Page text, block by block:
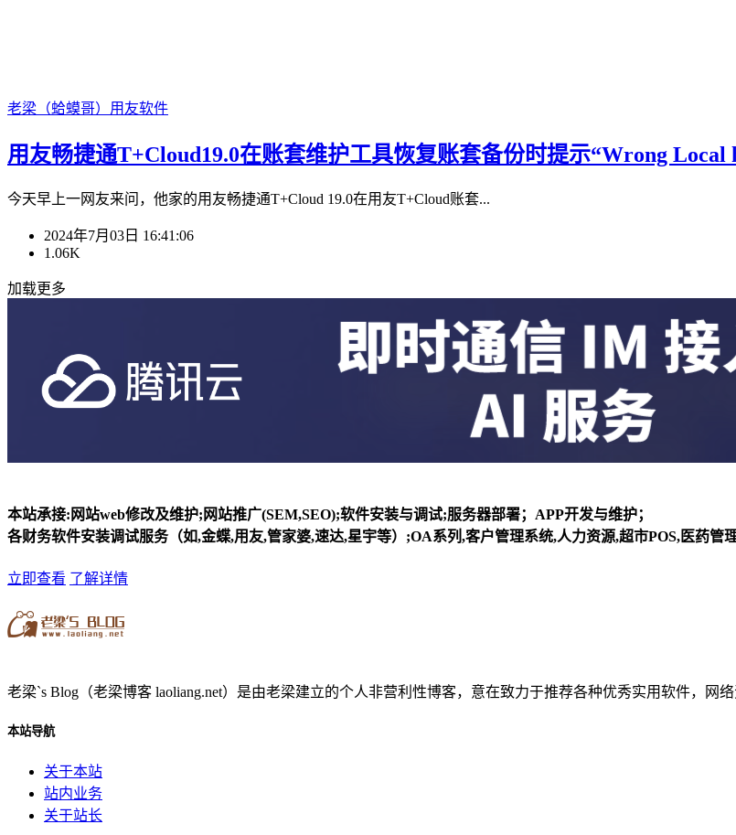
老梁（蛤蟆哥） 用友软件
用友畅捷通T+Cloud19.0在账套维护工具恢复账套备份时提示“Wrong Local
今天早上一网友来问，他家的用友畅捷通T+Cloud 19.0在用友T+Cloud账套...
2024年7月03日 16:41:06
1.06K
加载更多
本站承接:网站web修改及维护;网站推广(SEM,SEO);软件安装与调试;服务器部署；APP开发与维护；
各财务软件安装调试服务（如,金蝶,用友,管家婆,速达,星宇等）;OA系列,客户管理系统,人力资源,超市POS,医药管
立即查看 了解详情
老梁`s Blog（老梁博客 laoliang.net）是由老梁建立的个人非营利性博客，意在致力于推荐各种优秀实用软件，网
本站导航
关于本站
站内业务
关于站长